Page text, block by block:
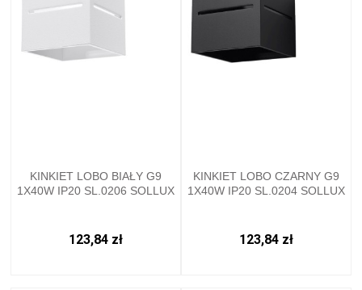
KINKIET LOBO BIAŁY G9
1X40W IP20 SL.0206 SOLLUX
123,84 zł
KINKIET LOBO CZARNY G9
1X40W IP20 SL.0204 SOLLUX
123,84 zł